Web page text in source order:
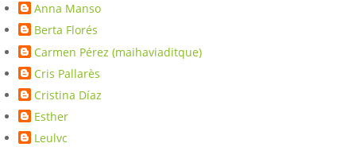
Anna Manso
Berta Florés
Carmen Pérez (maihaviaditque)
Cris Pallarès
Cristina Díaz
Esther
Leulvc